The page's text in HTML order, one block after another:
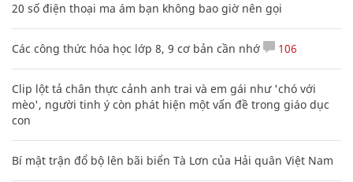
20 số điện thoại ma ám bạn không bao giờ nên gọi
Các công thức hóa học lớp 8, 9 cơ bản cần nhớ 106
Clip lột tả chân thực cảnh anh trai và em gái như 'chó với
mèo', người tinh ý còn phát hiện một vấn đề trong giáo dục
con
Bí mật trận đổ bộ lên bãi biển Tà Lơn của Hải quân Việt Nam